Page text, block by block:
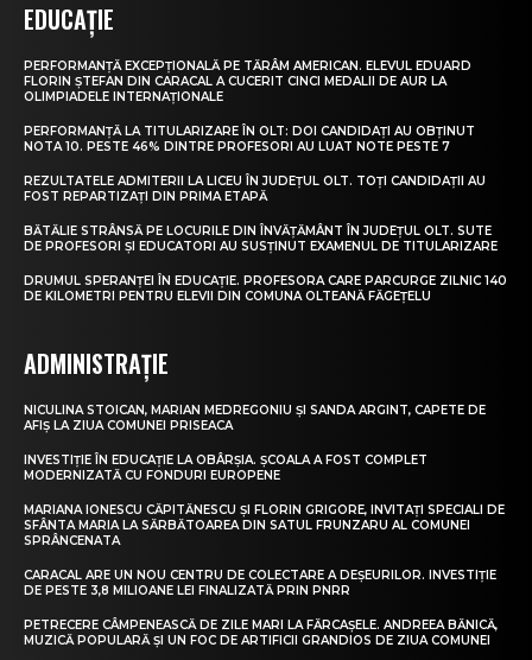
EDUCAȚIE
PERFORMANȚĂ EXCEPȚIONALĂ PE TĂRÂM AMERICAN. ELEVUL EDUARD
FLORIN ȘTEFAN DIN CARACAL A CUCERIT CINCI MEDALII DE AUR LA
OLIMPIADELE INTERNAȚIONALE
PERFORMANȚĂ LA TITULARIZARE ÎN OLT: DOI CANDIDAȚI AU OBȚINUT
NOTA 10. PESTE 46% DINTRE PROFESORI AU LUAT NOTE PESTE 7
REZULTATELE ADMITERII LA LICEU ÎN JUDEȚUL OLT. TOȚI CANDIDAȚII AU
FOST REPARTIZAȚI DIN PRIMA ETAPĂ
BĂTĂLIE STRÂNSĂ PE LOCURILE DIN ÎNVĂȚĂMÂNT ÎN JUDEȚUL OLT. SUTE
DE PROFESORI ȘI EDUCATORI AU SUSȚINUT EXAMENUL DE TITULARIZARE
DRUMUL SPERANȚEI ÎN EDUCAȚIE. PROFESORA CARE PARCURGE ZILNIC 140
DE KILOMETRI PENTRU ELEVII DIN COMUNA OLTEANĂ FĂGEȚELU
ADMINISTRAȚIE
NICULINA STOICAN, MARIAN MEDREGONIU ȘI SANDA ARGINT, CAPETE DE
AFIȘ LA ZIUA COMUNEI PRISEACA
INVESTIȚIE ÎN EDUCAȚIE LA OBÂRȘIA. ȘCOALA A FOST COMPLET
MODERNIZATĂ CU FONDURI EUROPENE
MARIANA IONESCU CĂPITĂNESCU ȘI FLORIN GRIGORE, INVITAȚI SPECIALI DE
SFÂNTA MARIA LA SĂRBĂTOAREA DIN SATUL FRUNZARU AL COMUNEI
SPRÂNCENATA
CARACAL ARE UN NOU CENTRU DE COLECTARE A DEȘEURILOR. INVESTIȚIE
DE PESTE 3,8 MILIOANE LEI FINALIZATĂ PRIN PNRR
PETRECERE CÂMPENEASCĂ DE ZILE MARI LA FĂRCAȘELE. ANDREEA BĂNICĂ,
MUZICĂ POPULARĂ ȘI UN FOC DE ARTIFICII GRANDIOS DE ZIUA COMUNEI